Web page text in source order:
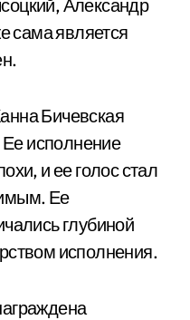
Александр
сама является
Бичевская
Ее исполнение
и ее голос стал
Ее
глубиной
исполнения.